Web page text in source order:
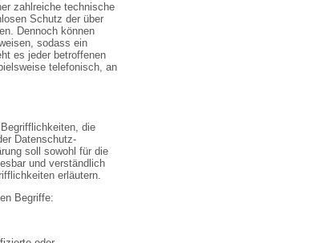
zahlreiche technische
Schutz der über
Dennoch können
sodass ein
es jeder betroffenen
telefonisch, an
die
Datenschutz-
soll sowohl für die
und verständlich
erläutern.
Begriffe: